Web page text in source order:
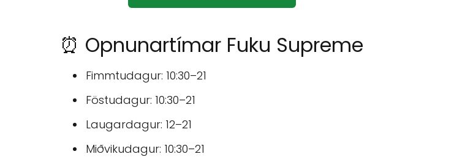
⏰ Opnunartímar Fuku Supreme
Fimmtudagur: 10:30–21
Föstudagur: 10:30–21
Laugardagur: 12–21
Miðvikudagur: 10:30–21